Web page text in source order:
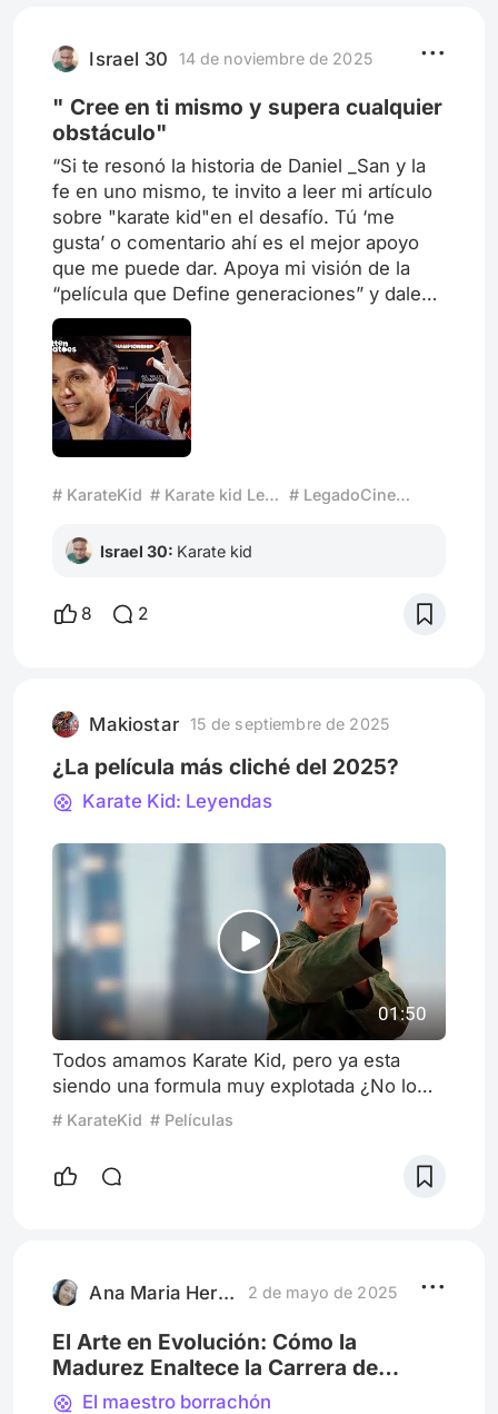
por ser distinto al resto o simplemente por
Israel 30 14 de noviembre de 2025
" Cree en ti mismo y supera cualquier
obstáculo"
“Si te resonó la historia de Daniel _San y la
fe en uno mismo, te invito a leer mi artículo
sobre "karate kid"en el desafío. Tú ‘me
gusta’ o comentario ahí es el mejor apoyo
que me puede dar. Apoya mi visión de la
“película que Define generaciones” y dale
luz, a la sesión de" Karate Kid" (1984). ¿
Cuál fue la lección más importante que te
dejó esta película sobre enfrentar tus
propios obstáculos? ¿ “karate kid” cambió el
cine para siempre? ¿ Creen que su legado
sigue vivo en el cine actual?
# KarateKid # Karate kid Legends # LegadoCinematográfico
Israel 30: Karate kid
8 2
Makiostar 15 de septiembre de 2025
¿La película más cliché del 2025?
Karate Kid: Leyendas
01:50
Todos amamos Karate Kid, pero ya esta
siendo una formula muy explotada ¿No lo
creen?
# KarateKid # Películas
Ana Maria Herrera Orjuela 2 de mayo de 2025
El Arte en Evolución: Cómo la
Madurez Enaltece la Carrera de
Jackie Chan
El maestro borrachón